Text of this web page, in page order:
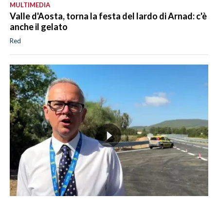
MULTIMEDIA
Valle d'Aosta, torna la festa del lardo di Arnad: c'è
anche il gelato
Red